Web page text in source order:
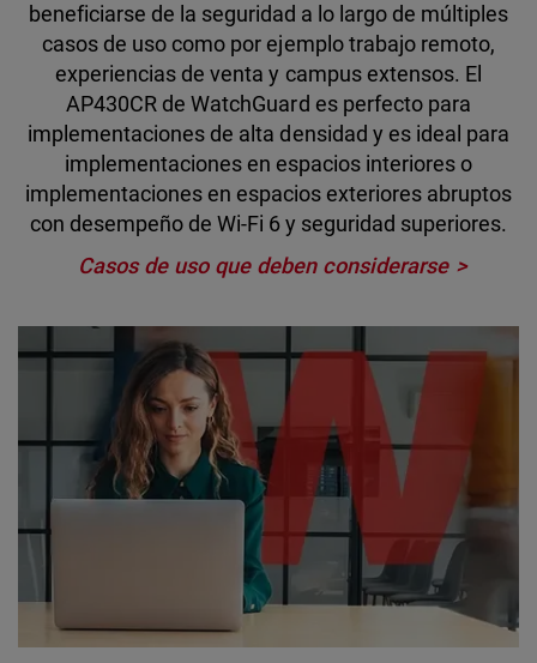
beneficiarse de la seguridad a lo largo de múltiples
casos de uso como por ejemplo trabajo remoto,
experiencias de venta y campus extensos. El
AP430CR de WatchGuard es perfecto para
implementaciones de alta densidad y es ideal para
implementaciones en espacios interiores o
implementaciones en espacios exteriores abruptos
con desempeño de Wi-Fi 6 y seguridad superiores.
Casos de uso que deben considerarse